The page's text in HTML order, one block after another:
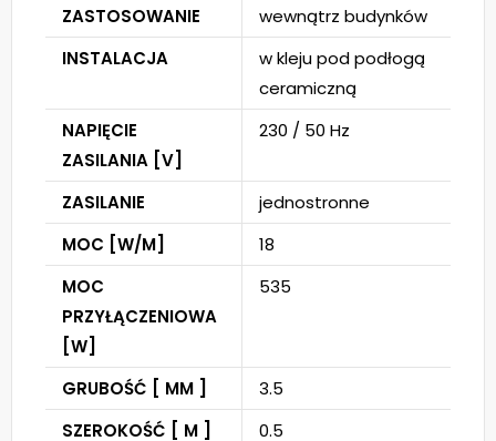
ZASTOSOWANIE
wewnątrz budynków
INSTALACJA
w kleju pod podłogą
ceramiczną
NAPIĘCIE
ZASILANIA [V]
230 / 50 Hz
ZASILANIE
jednostronne
MOC [W/M]
18
MOC
PRZYŁĄCZENIOWA
[W]
535
GRUBOŚĆ [ MM ]
3.5
SZEROKOŚĆ [ M ]
0.5